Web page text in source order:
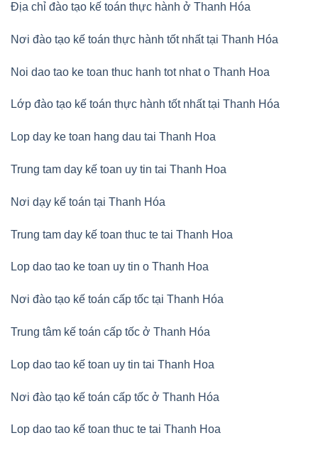
Địa chỉ đào tạo kế toán thực hành ở Thanh Hóa
Nơi đào tạo kế toán thực hành tốt nhất tại Thanh Hóa
Noi dao tao ke toan thuc hanh tot nhat o Thanh Hoa
Lớp đào tạo kế toán thực hành tốt nhất tại Thanh Hóa
Lop day ke toan hang dau tai Thanh Hoa
Trung tam day kế toan uy tin tai Thanh Hoa
Nơi dạy kế toán tại Thanh Hóa
Trung tam day kế toan thuc te tai Thanh Hoa
Lop dao tao ke toan uy tin o Thanh Hoa
Nơi đào tạo kế toán cấp tốc tại Thanh Hóa
Trung tâm kế toán cấp tốc ở Thanh Hóa
Lop dao tao kế toan uy tin tai Thanh Hoa
Nơi đào tạo kế toán cấp tốc ở Thanh Hóa
Lop dao tao kế toan thuc te tai Thanh Hoa